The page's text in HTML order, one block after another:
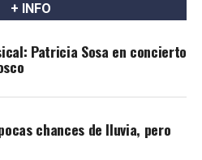
+ INFO
Patricia Sosa en concierto
chances de lluvia, pero